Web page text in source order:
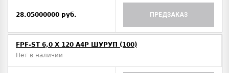
28.05000000 руб. ПРЕДЗАКАЗ
FPF-ST 6,0 X 120 A4P ШУРУП (100)
Нет в наличии